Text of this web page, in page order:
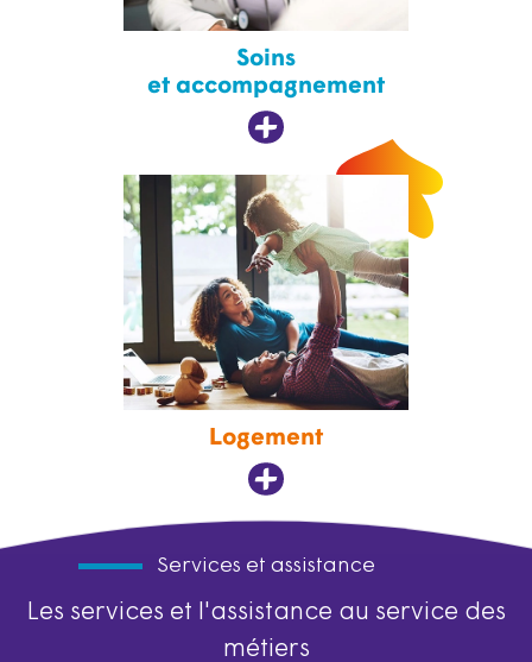
Soins
et accompagnement
Logement
Services et assistance
Les services et l'assistance au service des
métiers